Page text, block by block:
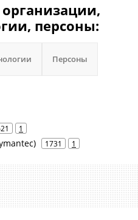
персоны:
Персоны
1
1731 1